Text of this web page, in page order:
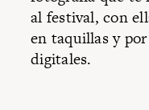
al festival, con
en taquillas y
digitales.